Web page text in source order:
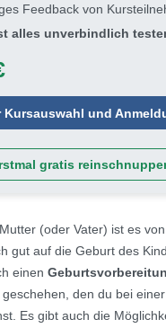
Feedback von
alles unverbindlich
Kursauswahl und
gratis
(oder Vater) ist es
gut auf die Geburt des
einen
geschehen, den du bei
Es gibt auch die